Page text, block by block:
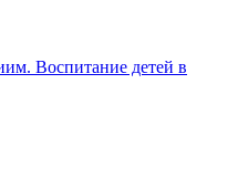
Воспитание детей в